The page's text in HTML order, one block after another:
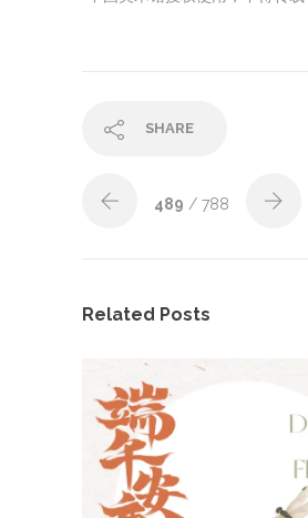
SHARE
489 / 788
Related Posts